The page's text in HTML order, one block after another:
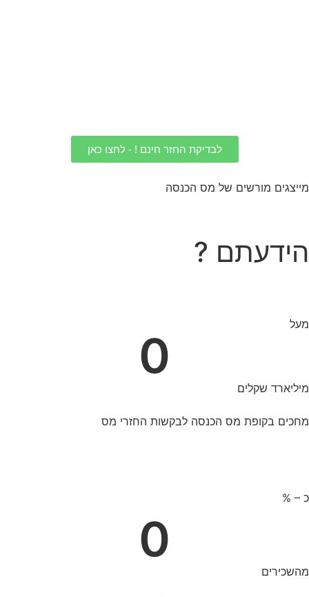
לבדיקת החזר חינם ! - לחצו כאן
מייצגים מורשים של מס הכנסה
הידעתם ?
מעל
0
מיליארד שקלים
מחכים בקופת מס הכנסה לבקשות החזרי מס
כ – %
0
מהשכירים